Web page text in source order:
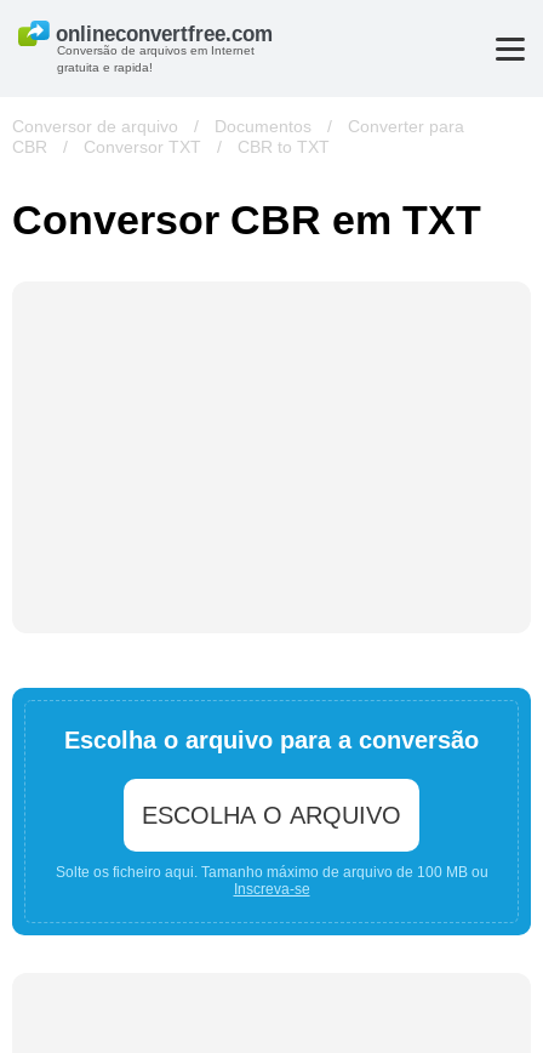
Conversão de arquivos em Internet
gratuita e rapida!
Conversor de arquivo / Documentos /
Converter para
CBR
/ Conversor TXT / CBR to TXT
Conversor CBR em TXT
Escolha o arquivo para a conversão
ESCOLHA O ARQUIVO
Solte os ficheiro aqui. Tamanho máximo de arquivo de 100 MB ou
Inscreva-se